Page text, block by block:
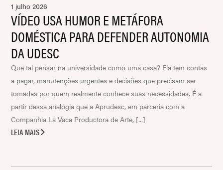
1 julho 2026
VÍDEO USA HUMOR E METÁFORA
DOMÉSTICA PARA DEFENDER AUTONOMIA
DA UDESC
Que tal pensar na universidade como uma casa? Ela tem contas
a pagar, manutenções urgentes e decisões que precisam ser
tomadas por quem realmente conhece suas necessidades. É a
partir dessa analogia que a Aprudesc, em parceria com a
Companhia La Vaca Productora de Arte, [...]
LEIA MAIS